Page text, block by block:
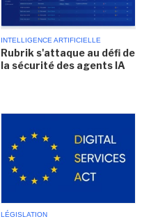
INTELLIGENCE ARTIFICIELLE
Rubrik s'attaque au défi de
la sécurité des agents IA
LÉGISLATION